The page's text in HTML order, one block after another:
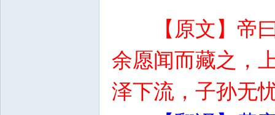
【原文】帝
余愿闻而藏之，
泽下流，子孙无